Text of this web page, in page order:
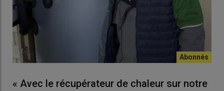
« Avec le récupérateur de chaleur sur notre